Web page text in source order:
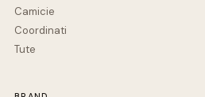
Camicie
Coordinati
Tute